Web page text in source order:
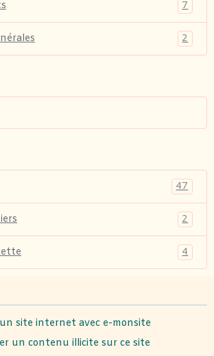
7
2
47
2
4
site internet avec e-monsite
un contenu illicite sur ce site